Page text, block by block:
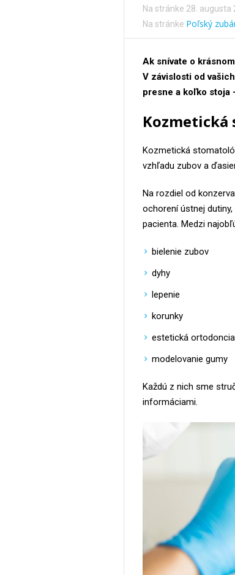
Na stránke 28. augusta
Na stránke Poľský
Ak snívate o
V závislosti od
presne a koľko stoja
Kozmetická
Kozmetická
vzhľadu zubov a
Na rozdiel od
ochorení ústnej
pacienta. Medzi
bielenie zubov
dyhy
lepenie
korunky
estetická ortodoncia
modelovanie gumy
Každú z nich sme
informáciami.